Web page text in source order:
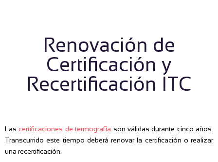
Renovación de
Certificación y
Recertificación ITC
Lascertificaciones de termografía son válidas durante cinco años.
Transcurrido este tiempo deberá renovar la certificación o realizar
una recertificación.